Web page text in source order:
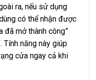
ra, nếu sử dụng
có thể nhận được
đã mở thành công”
Tính năng này giúp
cửa ngay cả khi